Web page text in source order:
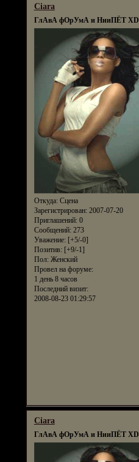
Ciara
ГлАвА фОрУмА и НииПЁТ XD
Откуда:Сцена
Зарегистрирован: 2007-07-20
Приглашений:0
Сообщений:273
Уважение: [+5/-0]
Позитив: [+9/-1]
Пол:Женский
Провел на форуме:
1 день 8 часов
Последний визит:
2008-08-23 01:29:57
Ciara
ГлАвА фОрУмА и НииПЁТ XD